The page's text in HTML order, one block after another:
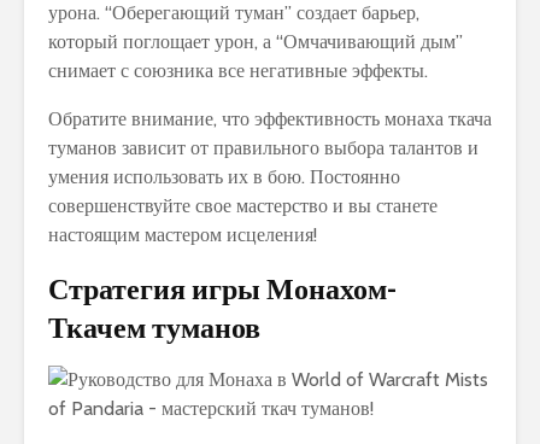
урона. “Оберегающий туман” создает барьер,
который поглощает урон, а “Омчачивающий дым”
снимает с союзника все негативные эффекты.
Обратите внимание, что эффективность монаха ткача
туманов зависит от правильного выбора талантов и
умения использовать их в бою. Постоянно
совершенствуйте свое мастерство и вы станете
настоящим мастером исцеления!
Стратегия игры Монахом-
Ткачем туманов